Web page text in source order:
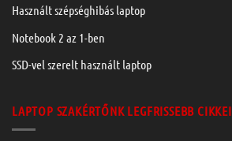
Használt szépséghibás laptop
Notebook 2 az 1-ben
SSD-vel szerelt használt laptop
LAPTOP SZAKÉRTŐNK LEGFRISSEBB CIKKEI